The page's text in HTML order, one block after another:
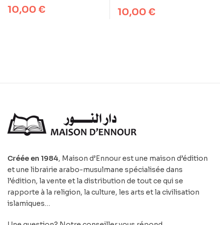
10,00 € 10,00 €
Créée en 1984, Maison d’Ennour est une maison d’édition
et une librairie arabo-musulmane spécialisée dans
l’édition, la vente et la distribution de tout ce qui se
rapporte à la religion, la culture, les arts et la civilisation
islamiques…